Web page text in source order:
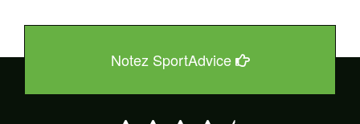
Notez SportAdvice